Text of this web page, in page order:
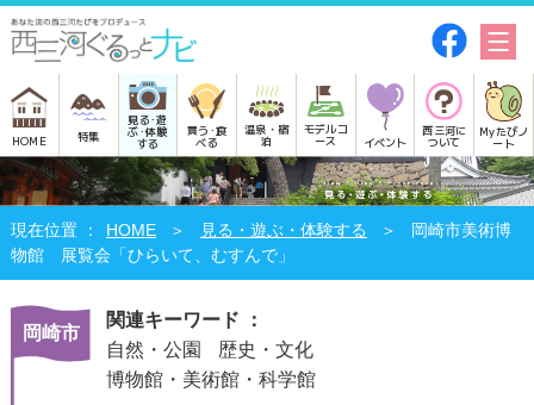
HOME 特集
見る･遊
ぶ･体験
する
買う･食
べる
温泉・宿
泊
モデルコ
ース イベント
西三河に
ついて
Myたびノ
ート
HOME 見る・遊ぶ・体験する
岡崎市美術博
物館 展覧会「ひらいて、むすんで」
岡崎市
関連キーワード ：
自然・公園
歴史・文化
博物館・美術館・科学館